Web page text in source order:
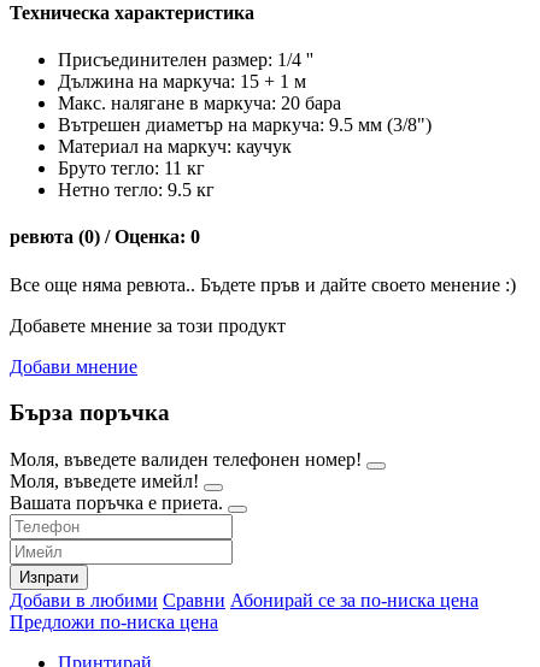
Техническа характеристика
Присъединителен размер: 1/4 ''
Дължина на маркуча: 15 + 1 м
Макс. налягане в маркуча: 20 бара
Вътрешен диаметър на маркуча: 9.5 мм (3/8")
Материал на маркуч: каучук
Бруто тегло: 11 кг
Нетно тегло: 9.5 кг
ревюта (0) / Оценка: 0
Все още няма ревюта.. Бъдете пръв и дайте своето менение :)
Добавете мнение за този продукт
Добави мнение
Бърза поръчка
Моля, въведете валиден телефонен номер!
Моля, въведете имейл!
Вашата поръчка е приета.
Изпрати
Добави в любими Сравни Абонирай се за по-ниска цена
Предложи по-ниска цена
Принтирай